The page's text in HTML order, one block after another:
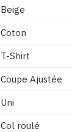
Beige
Coton
T-Shirt
Coupe Ajustée
Uni
Col roulé